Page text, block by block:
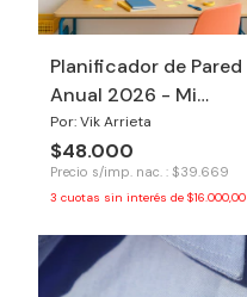
Planificador de Pared
Anual 2026 - Mi
Super Plan
Por: Vik Arrieta
$48.000
Precio s/imp. nac. : $39.669
3 cuotas sin interés de $16.000,00